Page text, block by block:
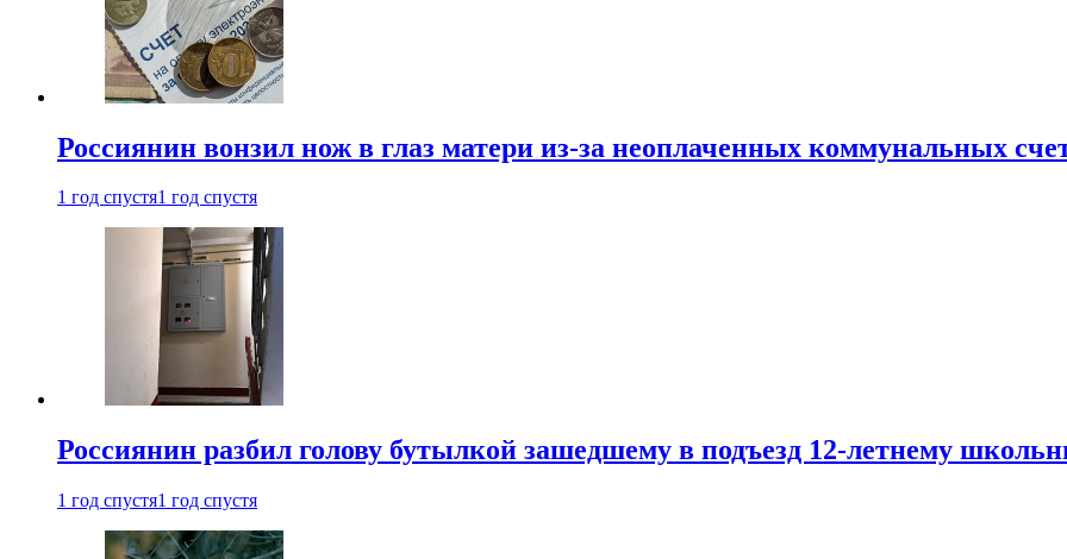
Россиянин вонзил нож в глаз матери из-за неоплаченных коммунальных
1 год спустя1 год спустя
Россиянин разбил голову бутылкой зашедшему в подъезд 12-летнему
1 год спустя1 год спустя